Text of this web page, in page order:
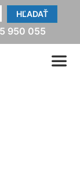
HĽADAŤ
950 055